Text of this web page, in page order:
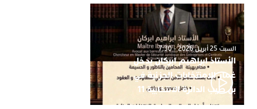
السبت 25 أبريل 2026 - 7:30
الأستاذ ابراهيم ابركان يدخل
غمار الامنتخابات الجزئية في
بن طيب الدائرة الانتخابية 11